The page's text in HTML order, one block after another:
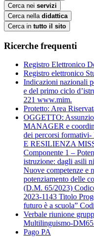
Cerca nei servizi
Cerca nella didattica
Cerca in tutto il sito
Ricerche frequenti
Registro Elettronico
Registro elettronico
Indicazioni nazionali
e del primo ciclo
221 www.mim.
Protetto: Area
OGGETTO:
MANAGER e
dei percorsi
E RESILIENZA
Componente 1 –
istruzione: dagli asili
Nuove competenze e
potenziamento delle
(D.M. 65/2023)
2023-1143 Titolo
futuro è a scuola”
Verbale riunione
Multilinguismo-
Pago PA